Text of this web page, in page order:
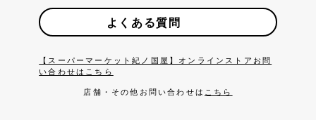
よくある質問
【スーパーマーケット紀ノ国屋】オンラインストアお問
い合わせはこちら
店舗・その他お問い合わせは こちら